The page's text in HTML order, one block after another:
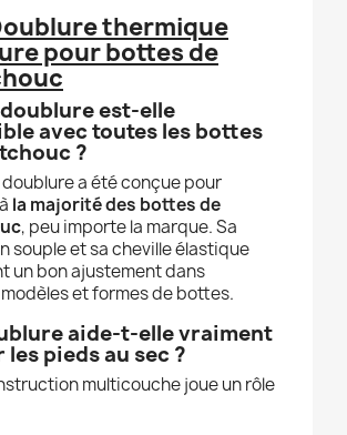
thermique
pour bottes de
est-elle
avec toutes les bottes
?
a été conçue pour
la majorité des bottes de
, peu importe la marque. Sa
souple et sa cheville élastique
un bon ajustement dans
et formes de bottes.
aide-t-elle vraiment
les pieds au sec ?
multicouche joue un rôle